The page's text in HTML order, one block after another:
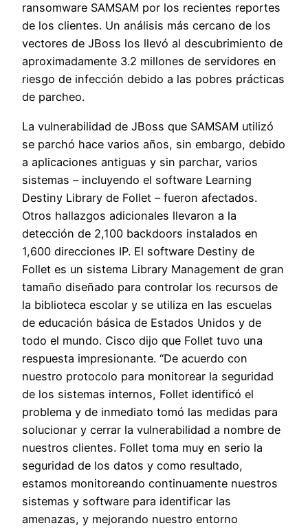
ransomware SAMSAM por los recientes reportes
de los clientes. Un análisis más cercano de los
vectores de JBoss los llevó al descubrimiento de
aproximadamente 3.2 millones de servidores en
riesgo de infección debido a las pobres prácticas
de parcheo.
La vulnerabilidad de JBoss que SAMSAM utilizó
se parchó hace varios años, sin embargo, debido
a aplicaciones antiguas y sin parchar, varios
sistemas – incluyendo el software Learning
Destiny Library de Follet – fueron afectados.
Otros hallazgos adicionales llevaron a la
detección de 2,100 backdoors instalados en
1,600 direcciones IP. El software Destiny de
Follet es un sistema Library Management de gran
tamaño diseñado para controlar los recursos de
la biblioteca escolar y se utiliza en las escuelas
de educación básica de Estados Unidos y de
todo el mundo. Cisco dijo que Follet tuvo una
respuesta impresionante. “De acuerdo con
nuestro protocolo para monitorear la seguridad
de los sistemas internos, Follet identificó el
problema y de inmediato tomó las medidas para
solucionar y cerrar la vulnerabilidad a nombre de
nuestros clientes. Follet toma muy en serio la
seguridad de los datos y como resultado,
estamos monitoreando continuamente nuestros
sistemas y software para identificar las
amenazas, y mejorando nuestro entorno